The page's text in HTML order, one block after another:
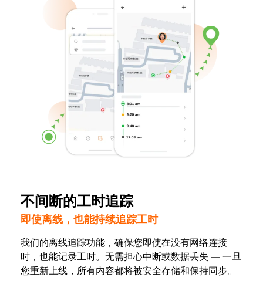
不间断的工时追踪
即使离线，也能持续追踪工时
我们的离线追踪功能，确保您即使在没有网络连接
时，也能记录工时。无需担心中断或数据丢失 — 一旦
您重新上线，所有内容都将被安全存储和保持同步。